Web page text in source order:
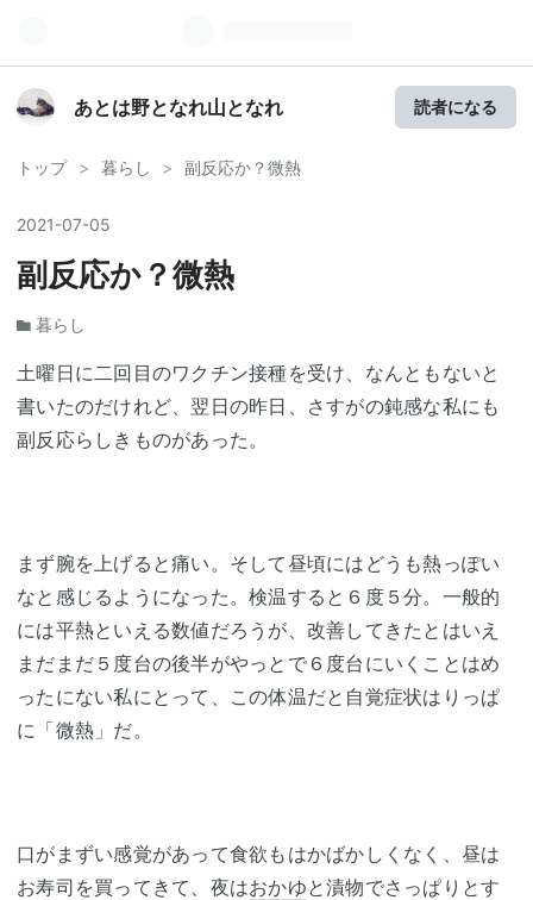
あとは野となれ山となれ 読者になる
トップ > 暮らし > 副反応か？微熱
2021-07-05
副反応か？微熱
暮らし
土曜日に二回目のワクチン接種を受け、なんともないと
書いたのだけれど、翌日の昨日、さすがの鈍感な私にも
副反応らしきものがあった。
まず腕を上げると痛い。そして昼頃にはどうも熱っぽい
なと感じるようになった。検温すると６度５分。一般的
には平熱といえる数値だろうが、改善してきたとはいえ
まだまだ５度台の後半がやっとで６度台にいくことはめ
ったにない私にとって、この体温だと自覚症状はりっぱ
に「微熱」だ。
口がまずい感覚があって食欲もはかばかしくなく、昼は
お寿司を買ってきて、夜はおかゆと漬物でさっぱりとす